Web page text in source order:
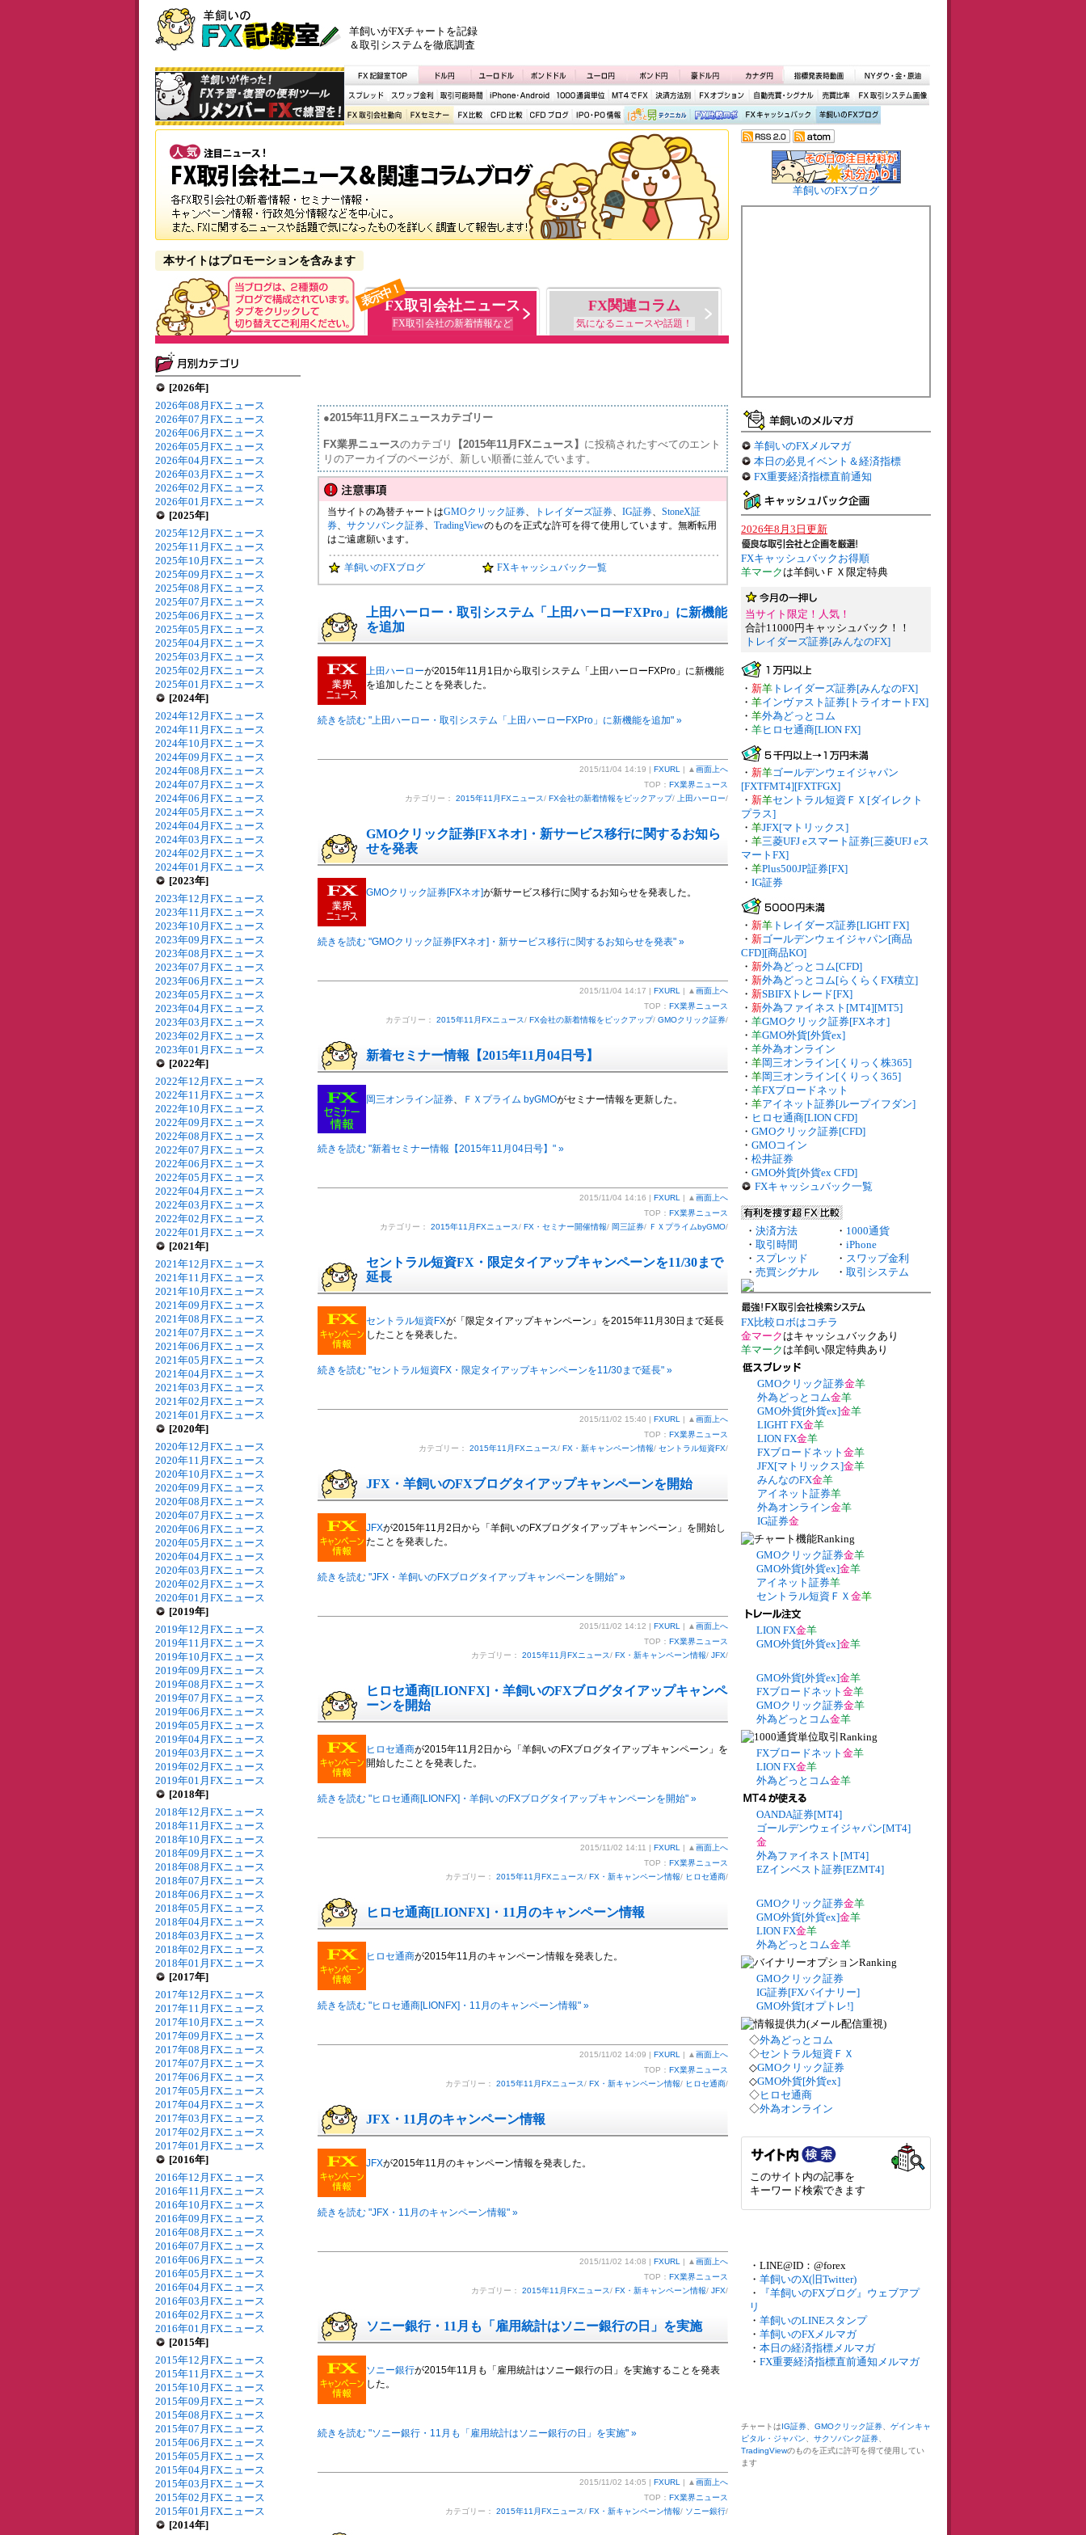
羊飼いがFXチャートを記録
＆取引システムを徹底調査
本サイトはプロモーションを含みます
表示中！FX取引会社ニュース
FX取引会社の新着情報など
FX関連コラム
気になるニュースや話題！
[2026年]
2026年08月FXニュース
2026年07月FXニュース
2026年06月FXニュース
2026年05月FXニュース
2026年04月FXニュース
2026年03月FXニュース
2026年02月FXニュース
2026年01月FXニュース
[2025年]
2025年12月FXニュース
2025年11月FXニュース
2025年10月FXニュース
2025年09月FXニュース
2025年08月FXニュース
2025年07月FXニュース
2025年06月FXニュース
2025年05月FXニュース
2025年04月FXニュース
2025年03月FXニュース
2025年02月FXニュース
2025年01月FXニュース
[2024年]
2024年12月FXニュース
2024年11月FXニュース
2024年10月FXニュース
2024年09月FXニュース
2024年08月FXニュース
2024年07月FXニュース
2024年06月FXニュース
2024年05月FXニュース
2024年04月FXニュース
2024年03月FXニュース
2024年02月FXニュース
2024年01月FXニュース
[2023年]
2023年12月FXニュース
2023年11月FXニュース
2023年10月FXニュース
2023年09月FXニュース
2023年08月FXニュース
2023年07月FXニュース
2023年06月FXニュース
2023年05月FXニュース
2023年04月FXニュース
2023年03月FXニュース
2023年02月FXニュース
2023年01月FXニュース
[2022年]
2022年12月FXニュース
2022年11月FXニュース
2022年10月FXニュース
2022年09月FXニュース
2022年08月FXニュース
2022年07月FXニュース
2022年06月FXニュース
2022年05月FXニュース
2022年04月FXニュース
2022年03月FXニュース
2022年02月FXニュース
2022年01月FXニュース
[2021年]
2021年12月FXニュース
2021年11月FXニュース
2021年10月FXニュース
2021年09月FXニュース
2021年08月FXニュース
2021年07月FXニュース
2021年06月FXニュース
2021年05月FXニュース
2021年04月FXニュース
2021年03月FXニュース
2021年02月FXニュース
2021年01月FXニュース
[2020年]
2020年12月FXニュース
2020年11月FXニュース
2020年10月FXニュース
2020年09月FXニュース
2020年08月FXニュース
2020年07月FXニュース
2020年06月FXニュース
2020年05月FXニュース
2020年04月FXニュース
2020年03月FXニュース
2020年02月FXニュース
2020年01月FXニュース
[2019年]
2019年12月FXニュース
2019年11月FXニュース
2019年10月FXニュース
2019年09月FXニュース
2019年08月FXニュース
2019年07月FXニュース
2019年06月FXニュース
2019年05月FXニュース
2019年04月FXニュース
2019年03月FXニュース
2019年02月FXニュース
2019年01月FXニュース
[2018年]
2018年12月FXニュース
2018年11月FXニュース
2018年10月FXニュース
2018年09月FXニュース
2018年08月FXニュース
2018年07月FXニュース
2018年06月FXニュース
2018年05月FXニュース
2018年04月FXニュース
2018年03月FXニュース
2018年02月FXニュース
2018年01月FXニュース
[2017年]
2017年12月FXニュース
2017年11月FXニュース
2017年10月FXニュース
2017年09月FXニュース
2017年08月FXニュース
2017年07月FXニュース
2017年06月FXニュース
2017年05月FXニュース
2017年04月FXニュース
2017年03月FXニュース
2017年02月FXニュース
2017年01月FXニュース
[2016年]
2016年12月FXニュース
2016年11月FXニュース
2016年10月FXニュース
2016年09月FXニュース
2016年08月FXニュース
2016年07月FXニュース
2016年06月FXニュース
2016年05月FXニュース
2016年04月FXニュース
2016年03月FXニュース
2016年02月FXニュース
2016年01月FXニュース
[2015年]
2015年12月FXニュース
2015年11月FXニュース
2015年10月FXニュース
2015年09月FXニュース
2015年08月FXニュース
2015年07月FXニュース
2015年06月FXニュース
2015年05月FXニュース
2015年04月FXニュース
2015年03月FXニュース
2015年02月FXニュース
2015年01月FXニュース
[2014年]
●2015年11月FXニュースカテゴリー
FX業界ニュースのカテゴリ 【2015年11月FXニュース】 に投稿されたすべてのエント
リのアーカイブのページが、新しい順番に並んでいます。
当サイトの為替チャートはGMOクリック証券、 トレイダーズ証券、 IG証券、 StoneX証
券、 サクソバンク証券、 TradingViewのものを正式な許可を得て使用しています。無断転用
はご遠慮願います。
羊飼いのFXブログ FXキャッシュバック一覧
上田ハーロー・取引システム「上田ハーローFXPro」に新機能
を追加
上田ハーローが2015年11月1日から取引システム「上田ハーローFXPro」に新機能
を追加したことを発表した。
続きを読む "上田ハーロー・取引システム「上田ハーローFXPro」に新機能を追加" »
2015/11/04 14:19 | FXURL | ▲ 画面上へ
TOP： FX業界ニュース
カテゴリー： 2015年11月FXニュース/ FX会社の新着情報をピックアップ/ 上田ハーロー/
GMOクリック証券[FXネオ]・新サービス移行に関するお知ら
せを発表
GMOクリック証券[FXネオ]が新サービス移行に関するお知らせを発表した。
続きを読む "GMOクリック証券[FXネオ]・新サービス移行に関するお知らせを発表" »
2015/11/04 14:17 | FXURL | ▲ 画面上へ
TOP： FX業界ニュース
カテゴリー： 2015年11月FXニュース/ FX会社の新着情報をピックアップ/ GMOクリック証券/
新着セミナー情報【2015年11月04日号】
岡三オンライン証券、 ＦＸプライム byGMOがセミナー情報を更新した。
続きを読む "新着セミナー情報【2015年11月04日号】" »
2015/11/04 14:16 | FXURL | ▲ 画面上へ
TOP： FX業界ニュース
カテゴリー： 2015年11月FXニュース/ FX・セミナー開催情報/ 岡三証券/ ＦＸプライムbyGMO/
セントラル短資FX・限定タイアップキャンペーンを11/30まで
延長
セントラル短資FXが「限定タイアップキャンペーン」を2015年11月30日まで延長
したことを発表した。
続きを読む "セントラル短資FX・限定タイアップキャンペーンを11/30まで延長" »
2015/11/02 15:40 | FXURL | ▲ 画面上へ
TOP： FX業界ニュース
カテゴリー： 2015年11月FXニュース/ FX・新キャンペーン情報/ セントラル短資FX/
JFX・羊飼いのFXブログタイアップキャンペーンを開始
JFXが2015年11月2日から「羊飼いのFXブログタイアップキャンペーン」を開始し
たことを発表した。
続きを読む "JFX・羊飼いのFXブログタイアップキャンペーンを開始" »
2015/11/02 14:12 | FXURL | ▲ 画面上へ
TOP： FX業界ニュース
カテゴリー： 2015年11月FXニュース/ FX・新キャンペーン情報/ JFX/
ヒロセ通商[LIONFX]・羊飼いのFXブログタイアップキャンペ
ーンを開始
ヒロセ通商が2015年11月2日から「羊飼いのFXブログタイアップキャンペーン」を
開始したことを発表した。
続きを読む "ヒロセ通商[LIONFX]・羊飼いのFXブログタイアップキャンペーンを開始" »
2015/11/02 14:11 | FXURL | ▲ 画面上へ
TOP： FX業界ニュース
カテゴリー： 2015年11月FXニュース/ FX・新キャンペーン情報/ ヒロセ通商/
ヒロセ通商[LIONFX]・11月のキャンペーン情報
ヒロセ通商が2015年11月のキャンペーン情報を発表した。
続きを読む "ヒロセ通商[LIONFX]・11月のキャンペーン情報" »
2015/11/02 14:09 | FXURL | ▲ 画面上へ
TOP： FX業界ニュース
カテゴリー： 2015年11月FXニュース/ FX・新キャンペーン情報/ ヒロセ通商/
JFX・11月のキャンペーン情報
JFXが2015年11月のキャンペーン情報を発表した。
続きを読む "JFX・11月のキャンペーン情報" »
2015/11/02 14:08 | FXURL | ▲ 画面上へ
TOP： FX業界ニュース
カテゴリー： 2015年11月FXニュース/ FX・新キャンペーン情報/ JFX/
ソニー銀行・11月も「雇用統計はソニー銀行の日」を実施
ソニー銀行が2015年11月も「雇用統計はソニー銀行の日」を実施することを発表
した。
続きを読む "ソニー銀行・11月も「雇用統計はソニー銀行の日」を実施" »
2015/11/02 14:05 | FXURL | ▲ 画面上へ
TOP： FX業界ニュース
カテゴリー： 2015年11月FXニュース/ FX・新キャンペーン情報/ ソニー銀行/
羊飼いのFXブログ
羊飼いのFXメルマガ
本日の必見イベント＆経済指標
FX重要経済指標直前通知
2026年8月3日更新
FXキャッシュバックお得順
羊マーク は羊飼いＦＸ限定特典
当サイト限定！人気！
合計11000円キャッシュバック！！
トレイダーズ証券[みんなのFX]
・ 新羊 トレイダーズ証券[みんなのFX]
・ 羊インヴァスト証券[トライオートFX]
・ 羊外為どっとコム
・ 羊ヒロセ通商[LION FX]
・ 新羊ゴールデンウェイジャパン
[FXTFMT4][FXTFGX]
・ 新羊セントラル短資ＦＸ[ダイレクト
プラス]
・ 羊JFX[マトリックス]
・ 羊三菱UFJ eスマート証券[三菱UFJ eス
マートFX]
・ 羊Plus500JP証券[FX]
・ IG証券
・ 新羊 トレイダーズ証券[LIGHT FX]
・ 新ゴールデンウェイジャパン[商品
CFD][商品KO]
・ 新外為どっとコム[CFD]
・ 新外為どっとコム[らくらくFX積立]
・ 新SBIFXトレード[FX]
・ 新外為ファイネスト[MT4][MT5]
・ 羊GMOクリック証券[FXネオ]
・ 羊GMO外貨[外貨ex]
・ 羊外為オンライン
・ 羊岡三オンライン[くりっく株365]
・ 羊岡三オンライン[くりっく365]
・ 羊FXブロードネット
・ 羊アイネット証券[ループイフダン]
・ ヒロセ通商[LION CFD]
・ GMOクリック証券[CFD]
・ GMOコイン
・ 松井証券
・ GMO外貨[外貨ex CFD]
FXキャッシュバック一覧
・ 決済方法 ・ 1000通貨
・ 取引時間 ・ iPhone
・ スプレッド ・ スワップ金利
・ 売買シグナル ・ 取引システム
FX比較ロボはコチラ
金マーク はキャッシュバックあり
羊マーク は羊飼い限定特典あり
GMOクリック証券金羊
外為どっとコム金羊
GMO外貨[外貨ex]金羊
LIGHT FX金羊
LION FX金羊
FXブロードネット 金羊
JFX[マトリックス]金羊
みんなのFX金羊
アイネット証券羊
外為オンライン金羊
IG証券金
GMOクリック証券金羊
GMO外貨[外貨ex]金羊
アイネット証券羊
セントラル短資ＦＸ 金羊
LION FX金羊
GMO外貨[外貨ex]金羊
GMO外貨[外貨ex]金羊
FXブロードネット 金羊
GMOクリック証券金羊
外為どっとコム金羊
FXブロードネット 金羊
LION FX金羊
外為どっとコム金羊
OANDA証券[MT4]
ゴールデンウェイジャパン[MT4]
金
外為ファイネスト[MT4]
EZインベスト証券[EZMT4]
GMOクリック証券金羊
GMO外貨[外貨ex]金羊
LION FX金羊
外為どっとコム金羊
GMOクリック証券
IG証券[FXバイナリー]
GMO外貨[オプトレ!]
◇外為どっとコム
◇セントラル短資ＦＸ
◇GMOクリック証券
◇GMO外貨[外貨ex]
◇ヒロセ通商
◇外為オンライン
このサイト内の記事を
キーワード検索できます
・LINE@ID：@forex
・ 羊飼いのX(旧Twitter)
・
『羊飼いのFXブログ』ウェブアプ
リ
・ 羊飼いのLINEスタンプ
・ 羊飼いのFXメルマガ
・ 本日の経済指標メルマガ
・ FX重要経済指標直前通知メルマガ
チャートはIG証券 GMOクリック証券
ゲインキャ
ピタル・ジャパン
サクソバンク証券
TradingViewのものを正式に許可を得て使用してい
ます